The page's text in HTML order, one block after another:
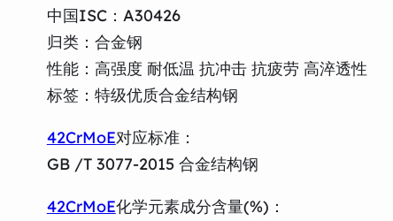
中国ISC：A30426
归类：合金钢
性能：高强度 耐低温 抗冲击 抗疲劳 高淬透性
标签：特级优质合金结构钢
42CrMoE对应标准：
GB /T 3077-2015 合金结构钢
42CrMoE化学元素成分含量(%)：